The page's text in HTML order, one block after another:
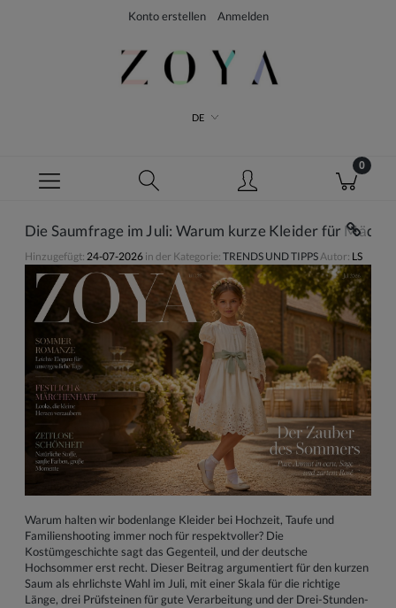
Konto erstellen Anmelden
DE
Die Saumfrage im Juli: Warum kurze Kleider für
Hinzugefügt: 24-07-2026 in der Kategorie: TRENDS UND TIPPSAutor: LS
Warum halten wir bodenlange Kleider bei Hochzeit, Taufe und
Familienshooting immer noch für respektvoller? Die
Kostümgeschichte sagt das Gegenteil, und der deutsche
Hochsommer erst recht. Dieser Beitrag argumentiert für den kurzen
Saum als ehrlichste Wahl im Juli, mit einer Skala für die richtige
Länge, drei Prüfsteinen für gute Verarbeitung und der Drei-Stunden-